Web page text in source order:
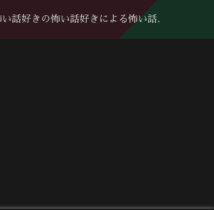
話好きの怖い話好きによる怖い話.